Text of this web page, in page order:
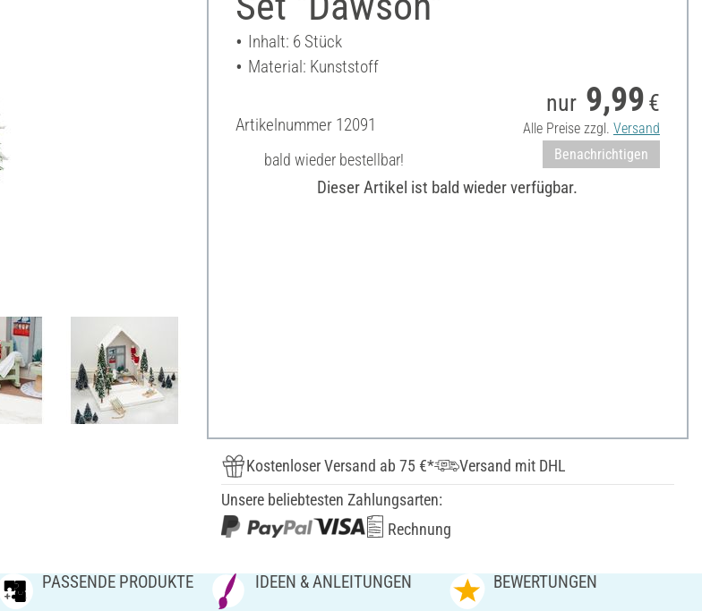
Inhalt: 6 Stück
Material: Kunststoff
Artikelnummer 12091
bald wieder bestellbar!
nur 9,99 €
Alle Preise zzgl. Versand
Benachrichtigen
Dieser Artikel ist bald wieder verfügbar.
Kostenloser Versand ab 75 €*
Versand mit DHL
Unsere beliebtesten Zahlungsarten:
Rechnung
PASSENDE PRODUKTE IDEEN & ANLEITUNGEN BEWERTUNGEN